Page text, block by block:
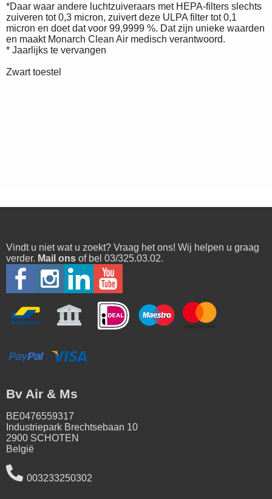
*Daar waar andere luchtzuiveraars met HEPA-filters slechts
zuiveren tot 0,3 micron, zuivert deze ULPA filter tot 0,1
micron en doet dat voor 99,9999 %. Dat zijn unieke waarden
en maakt Monarch Clean Air medisch verantwoord.
* Jaarlijks te vervangen
Zwart toestel
Vindt u niet wat u zoekt? Vraag het ons! Wij helpen u graag
verder. Mail ons of bel 03/325.03.02.
Bv Air & Ms
BE0476559317
Industriepark Brechtsebaan 10
2900 SCHOTEN
België
003233250302